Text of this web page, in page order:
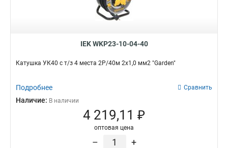
IEK WKP23-10-04-40
Катушка УК40 с т/з 4 места 2Р/40м 2х1,0 мм2 "Garden"
Подробнее Сравнить
Наличие: В наличии
4 219,11 ₽
оптовая цена
– +